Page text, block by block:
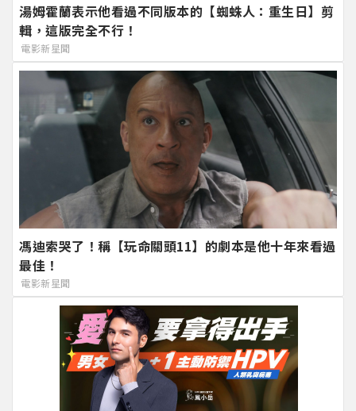
湯姆霍蘭表示他看過不同版本的【蜘蛛人：重生日】剪
輯，這版完全不行！
電影新星聞
馮迪索哭了！稱【玩命關頭11】的劇本是他十年來看過
最佳！
電影新星聞